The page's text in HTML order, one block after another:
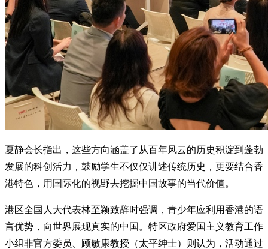
夏静会长指出，这些方向涵盖了从百年风云的历史积淀到蓬勃
发展的科创活力，鼓励学生不仅仅讲述传统历史，更要结合香
港特色，用国际化的视野去挖掘中国故事的当代价值。
港区全国人大代表林至颖致辞时强调，青少年应利用香港的语
言优势，向世界展现真实的中国。特区政府爱国主义教育工作
小组非官方委员、顾敏康教授（太平绅士）则认为，活动通过